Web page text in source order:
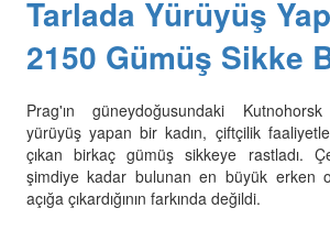
Tarlada Yürüyüş
2150 Gümüş Sikke
Prag'ın güneydoğusundaki
yürüyüş yapan bir kadın, çiftçilik
çıkan birkaç gümüş sikkeye rastladı.
şimdiye kadar bulunan en büyük erken
açığa çıkardığının farkında değildi.